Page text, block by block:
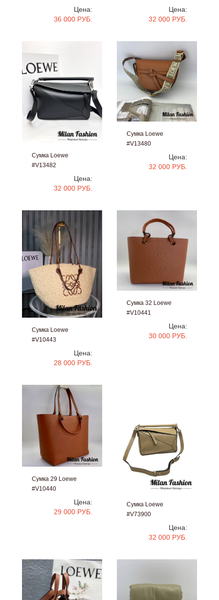
Цена:
36 000 РУБ.
Цена:
32 000 РУБ.
Сумка Loewe
#V13482
Цена:
32 000 РУБ.
Сумка Loewe
#V13480
Цена:
32 000 РУБ.
Сумка Loewe
#V10443
Цена:
28 000 РУБ.
Сумка 32 Loewe
#V10441
Цена:
30 000 РУБ.
Сумка 29 Loewe
#V10440
Цена:
29 000 РУБ.
Сумка Loewe
#V73900
Цена:
32 000 РУБ.